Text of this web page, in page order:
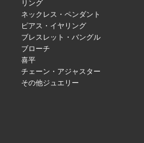
リング
ネックレス・ペンダント
ピアス・イヤリング
ブレスレット・バングル
ブローチ
喜平
チェーン・アジャスター
その他ジュエリー